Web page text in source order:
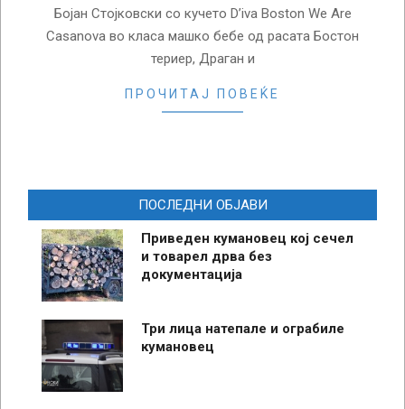
Бојан Стојковски со кучето D’iva Boston We Are
Casanova во класа машко бебе од расата Бостон
териер, Драган и
ПРОЧИТАЈ ПОВЕЌЕ
ПОСЛЕДНИ ОБЈАВИ
Приведен кумановец кој сечел
и товарел дрва без
документација
Три лица натепале и ограбиле
кумановец